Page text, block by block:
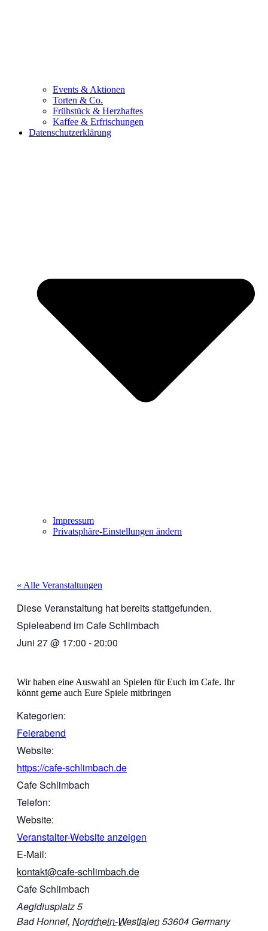
Events & Aktionen
Torten & Co.
Frühstück & Herzhaftes
Kaffee & Erfrischungen
Datenschutzerklärung
Impressum
Privatsphäre-Einstellungen ändern
« Alle Veranstaltungen
Diese Veranstaltung hat bereits stattgefunden.
Spieleabend im Cafe Schlimbach
Juni 27@ 17:00 -20:00
Wir haben eine Auswahl an Spielen für Euch im Cafe. Ihr
könnt gerne auch Eure Spiele mitbringen
Kategorien:
Feierabend
Website:
https://cafe-schlimbach.de
Cafe Schlimbach
Telefon:
Website:
Veranstalter-Website anzeigen
E-Mail:
kontakt@cafe-schlimbach.de
Cafe Schlimbach
Aegidiusplatz 5
Bad Honnef, Nordrhein-Westfalen53604 Germany